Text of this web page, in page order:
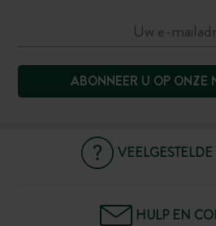
ABONNEER U OP ONZE
HULP EN